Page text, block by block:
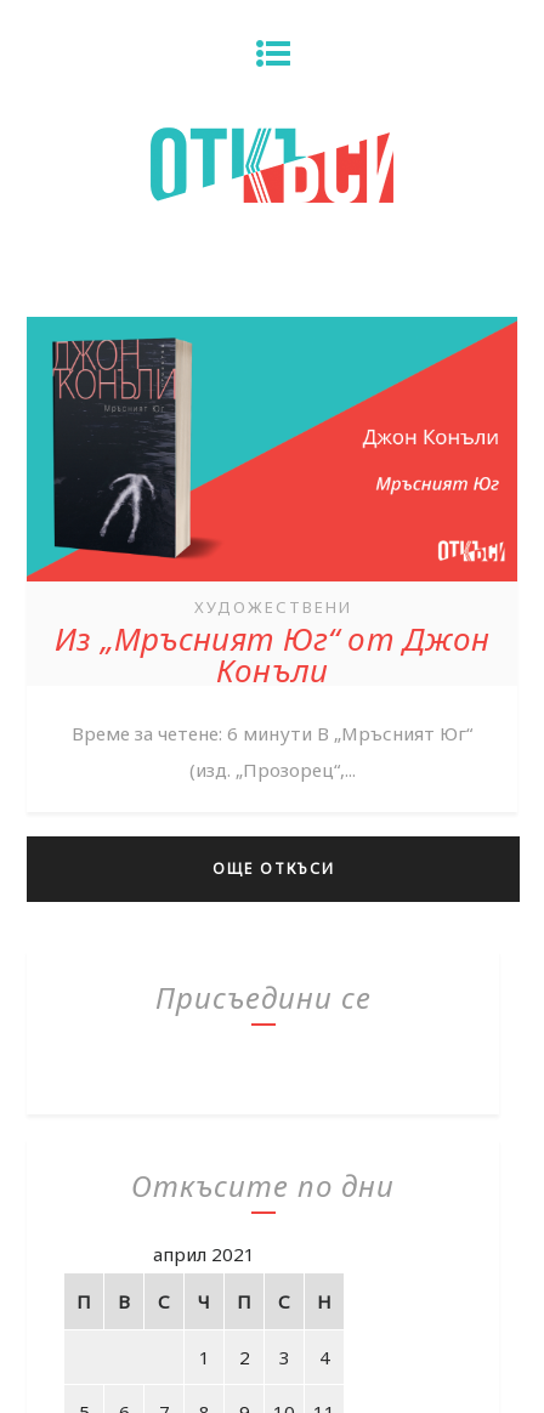
ХУДОЖЕСТВЕНИ
Из „Мръсният Юг“ от Джон
Конъли
Време за четене: 6 минути В „Мръсният Юг“
(изд. „Прозорец“,...
ОЩЕ ОТКЪСИ
Присъедини се
Откъсите по дни
април 2021
П
В С Ч П С Н
1 2 3 4